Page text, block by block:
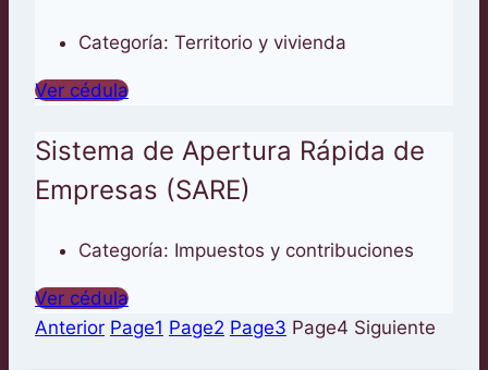
Categoría: Territorio y vivienda
Ver cédula
Sistema de Apertura Rápida de
Empresas (SARE)
Categoría: Impuestos y contribuciones
Ver cédula
Anterior Page1 Page2 Page3 Page4 Siguiente